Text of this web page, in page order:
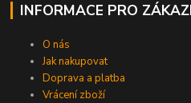
INFORMACE PRO
O nás
Jak nakupovat
Doprava a platba
Vrácení zboží